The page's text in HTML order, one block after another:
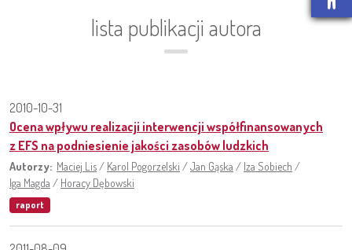
lista publikacji autora
2010-10-31
Ocena wpływu realizacji interwencji współfinansowanych
z EFS na podniesienie jakości zasobów ludzkich
Autorzy: Maciej Lis / Karol Pogorzelski /Jan Gąska / Iza Sobiech /
Iga Magda / Horacy Dębowski
raport